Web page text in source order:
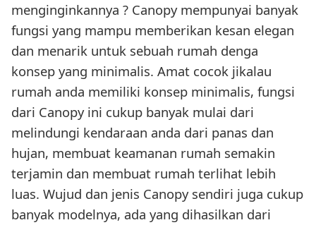
menginginkannya ? Canopy mempunyai banyak
fungsi yang mampu memberikan kesan elegan
dan menarik untuk sebuah rumah denga
konsep yang minimalis. Amat cocok jikalau
rumah anda memiliki konsep minimalis, fungsi
dari Canopy ini cukup banyak mulai dari
melindungi kendaraan anda dari panas dan
hujan, membuat keamanan rumah semakin
terjamin dan membuat rumah terlihat lebih
luas. Wujud dan jenis Canopy sendiri juga cukup
banyak modelnya, ada yang dihasilkan dari